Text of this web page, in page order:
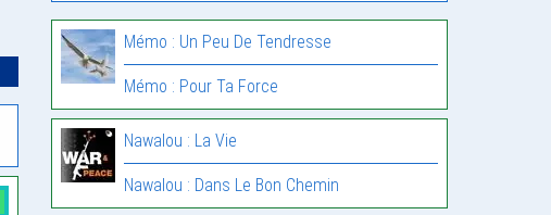
Mémo : Un Peu De Tendresse
Mémo : Pour Ta Force
Nawalou : La Vie
Nawalou : Dans Le Bon Chemin